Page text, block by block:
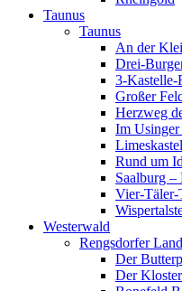
Taunus
Taunus
An der
Drei-
3-Kastelle-
Großer
Herzweg
Im Usinger
Rund um
Saalburg –
Vier-Täler-
Westerwald
Rengsdorfer Land
Der
Der